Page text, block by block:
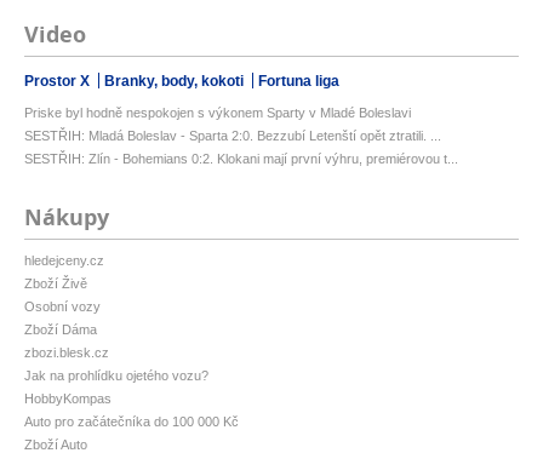
Video
Prostor X Branky, body, kokoti Fortuna liga
Priske byl hodně nespokojen s výkonem Sparty v Mladé Boleslavi
SESTŘIH: Mladá Boleslav - Sparta 2:0. Bezzubí Letenští opět ztratili. ...
SESTŘIH: Zlín - Bohemians 0:2. Klokani mají první výhru, premiérovou t...
Nákupy
hledejceny.cz
Zboží Živě
Osobní vozy
Zboží Dáma
zbozi.blesk.cz
Jak na prohlídku ojetého vozu?
HobbyKompas
Auto pro začátečníka do 100 000 Kč
Zboží Auto